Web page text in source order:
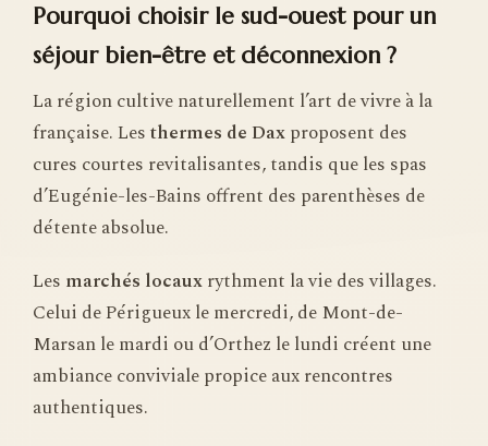
Pourquoi choisir le sud-ouest pour un
séjour bien-être et déconnexion ?
La région cultive naturellement l’art de vivre à la
française. Lesthermes de Daxproposent des
cures courtes revitalisantes, tandis que les spas
d’Eugénie-les-Bains offrent des parenthèses de
détente absolue.
Les marchés locauxrythment la vie des villages.
Celui de Périgueux le mercredi, de Mont-de-
Marsan le mardi ou d’Orthez le lundi créent une
ambiance conviviale propice aux rencontres
authentiques.